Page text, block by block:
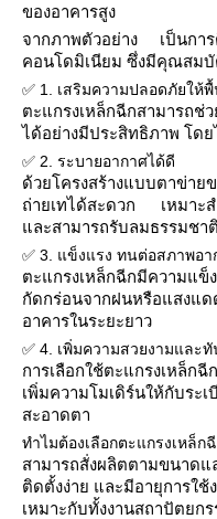
ของอาคารสูง
จากภาพตัวอย่าง เป็นการ
คอนโดมิเนียม ซึ่งมีคุณสมบั
✅ 1. เสริมความปลอดภัยให้
ตะแกรงเหล็กฉีกสามารถช่
ได้อย่างมีประสิทธิภาพ โด
✅ 2. ระบายอากาศได้ดี
ด้วยโครงสร้างแบบตาข่าย
ถ่ายเทได้สะดวก เหมาะ
ละสามารถรับลมธรรมชา
✅ 3. แข็งแรง ทนต่อสภาพอา
ตะแกรงเหล็กฉีกมีความ
กัดกร่อนจากฝนหรือแสง
อาคารในระยะยาว
✅ 4. เพิ่มความสวยงามและ
การเลือกใช้ตะแกรงเหล็
เพิ่มความโมเดิร์นให้กับร
สะอาดตา
ทำไมต้องเลือกตะแกรงเหล็
สามารถสั่งผลิตตามขนาดแ
ติดตั้งง่าย และมีอายุการใช้
เหมาะกับทั้งงานสถาปัตยก